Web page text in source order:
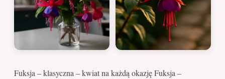
Fuksja – klasyczna – kwiat na każdą okazję Fuksja –